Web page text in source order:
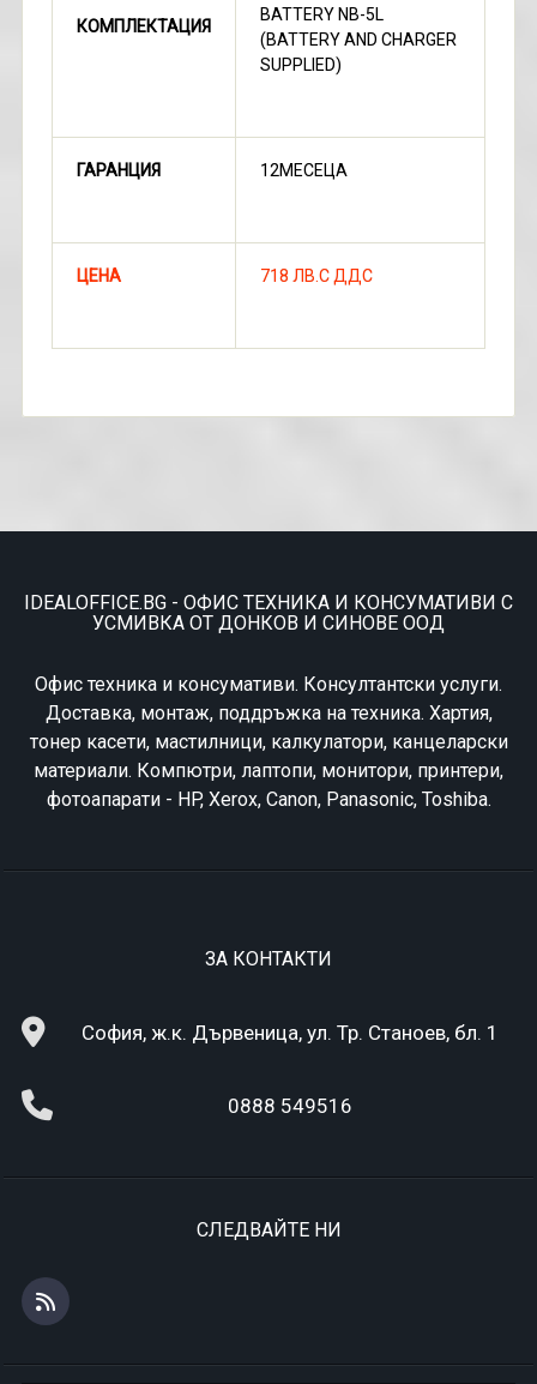
КОМПЛЕКТАЦИЯ
BATTERY NB-5L
(BATTERY AND CHARGER
SUPPLIED)
ГАРАНЦИЯ 12МЕСЕЦА
ЦЕНА 718 ЛВ.С ДДС
IDEALOFFICE.BG - ОФИС ТЕХНИКА И КОНСУМАТИВИ С
УСМИВКА ОТ ДОНКОВ И СИНОВЕ ООД
Офис техника и консумативи. Консултантски услуги.
Доставка, монтаж, поддръжка на техника. Хартия,
тонер касети, мастилници, калкулатори, канцеларски
материали. Компютри, лаптопи, монитори, принтери,
фотоапарати - HP, Xerox, Canon, Panasonic, Toshiba.
ЗА КОНТАКТИ
София, ж.к. Дървеница, ул. Тр. Станоев, бл. 1
0888 549516
СЛЕДВАЙТЕ НИ